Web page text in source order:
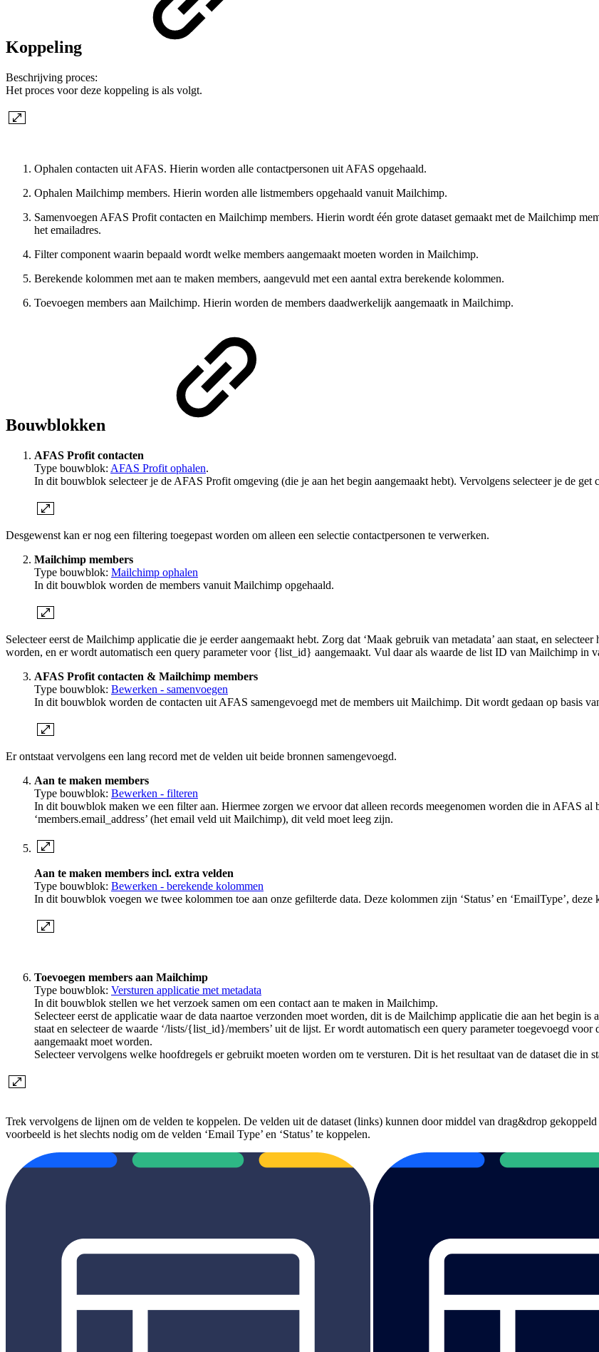
Koppeling
Beschrijving proces:
Het proces voor deze koppeling is als volgt.
Ophalen contacten uit AFAS. Hierin worden alle contactpersonen uit AFAS opgehaald.
Ophalen Mailchimp members. Hierin worden alle listmembers opgehaald vanuit Mailchimp.
Samenvoegen AFAS Profit contacten en Mailchimp members. Hierin wordt één grote dataset gemaakt met de Mailchimp
het emailadres.
Filter component waarin bepaald wordt welke members aangemaakt moeten worden in Mailchimp.
Berekende kolommen met aan te maken members, aangevuld met een aantal extra berekende kolommen.
Toevoegen members aan Mailchimp. Hierin worden de members daadwerkelijk aangemaatk in Mailchimp.
Bouwblokken
AFAS Profit contacten
Type bouwblok: AFAS Profit ophalen.
In dit bouwblok selecteer je de AFAS Profit omgeving (die je aan het begin aangemaakt hebt). Vervolgens selecteer je de get
Desgewenst kan er nog een filtering toegepast worden om alleen een selectie contactpersonen te verwerken.
Mailchimp members
Type bouwblok: Mailchimp ophalen
In dit bouwblok worden de members vanuit Mailchimp opgehaald.
Selecteer eerst de Mailchimp applicatie die je eerder aangemaakt hebt. Zorg dat ‘Maak gebruik van metadata’ aan staat, en
worden, en er wordt automatisch een query parameter voor {list_id} aangemaakt. Vul daar als waarde de list ID van Mailchimp in
AFAS Profit contacten & Mailchimp members
Type bouwblok: Bewerken - samenvoegen
In dit bouwblok worden de contacten uit AFAS samengevoegd met de members uit Mailchimp. Dit wordt gedaan op basis
Er ontstaat vervolgens een lang record met de velden uit beide bronnen samengevoegd.
Aan te maken members
Type bouwblok: Bewerken - filteren
In dit bouwblok maken we een filter aan. Hiermee zorgen we ervoor dat alleen records meegenomen worden die in AFAS
‘members.email_address’ (het email veld uit Mailchimp), dit veld moet leeg zijn.
Aan te maken members incl. extra velden
Type bouwblok: Bewerken - berekende kolommen
In dit bouwblok voegen we twee kolommen toe aan onze gefilterde data. Deze kolommen zijn ‘Status’ en ‘EmailType’,
Toevoegen members aan Mailchimp
Type bouwblok: Versturen applicatie met metadata
In dit bouwblok stellen we het verzoek samen om een contact aan te maken in Mailchimp.
Selecteer eerst de applicatie waar de data naartoe verzonden moet worden, dit is de Mailchimp applicatie die aan het begin
staat en selecteer de waarde ‘/lists/{list_id}/members’ uit de lijst. Er wordt automatisch een query parameter toegevoegd
aangemaakt moet worden.
Selecteer vervolgens welke hoofdregels er gebruikt moeten worden om te versturen. Dit is het resultaat van de dataset die in
Trek vervolgens de lijnen om de velden te koppelen. De velden uit de dataset (links) kunnen door middel van drag&drop
voorbeeld is het slechts nodig om de velden ‘Email Type’ en ‘Status’ te koppelen.